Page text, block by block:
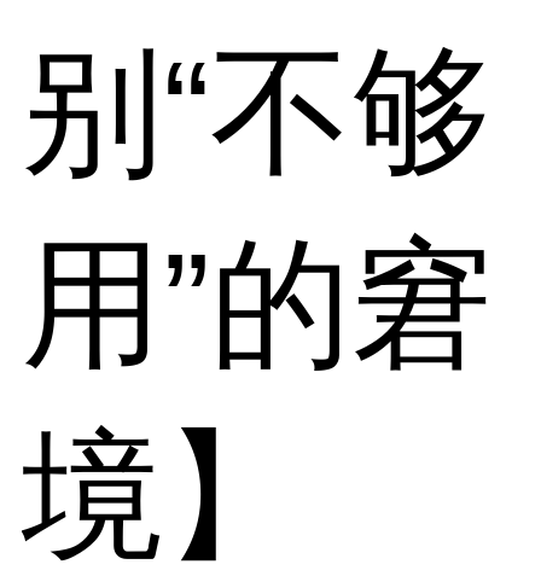
别“不够
用”的窘
境】